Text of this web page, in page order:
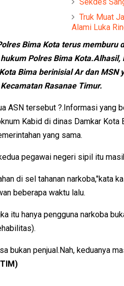
Truk Muat
Alami Luka
Bima Kota terus memburu
Polres Bima
Bima berinisial Ar dan MSN
Rasanae Timur.
ASN tersebut ?.Informasi yang
Kabid di dinas Damkar Kota
yang sama.
pegawai negeri sipil itu
di sel tahanan narkoba,"kata
beberapa waktu lalu.
itu hanya pengguna narkoba
bukan penjual.Nah, keduanya